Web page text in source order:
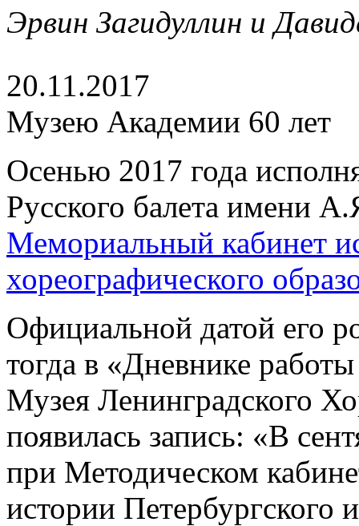
Эрвин Загидуллин и
20.11.2017
Музею Академии 60 лет
Осенью 2017 года
Русского балета имени
Мемориальный кабинет
хореографического
Официальной датой его
тогда в «Дневнике
Музея Ленинградского
появилась запись: «В
при Методическом
истории Петербургского